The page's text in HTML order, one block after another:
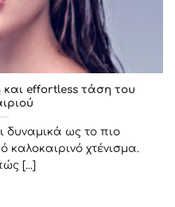
effortless τάση του
δυναμικά ως το πιο
καλοκαιρινό χτένισμα.
[...]